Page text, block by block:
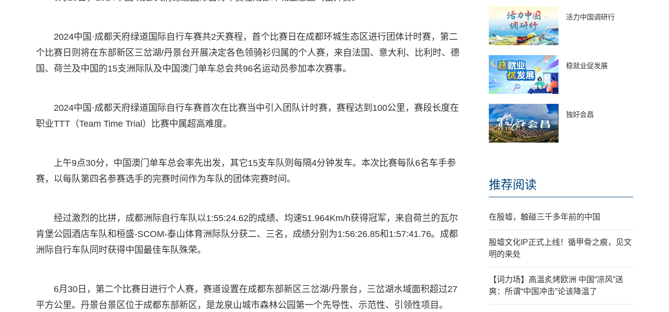
2024中国·成都天府绿道国际自行车赛共2天赛程，首个比赛日在成都环城生态区进行团体计时赛，第二
个比赛日则将在东部新区三岔湖/丹景台开展决定各色领骑衫归属的个人赛，来自法国、意大利、比利时、德
国、荷兰及中国的15支洲际队及中国澳门单车总会共96名运动员参加本次赛事。
2024中国·成都天府绿道国际自行车赛首次在比赛当中引入团队计时赛，赛程达到100公里，赛段长度在
职业TTT（Team Time Trial）比赛中属超高难度。
上午9点30分，中国澳门单车总会率先出发，其它15支车队则每隔4分钟发车。本次比赛每队6名车手参
赛，以每队第四名参赛选手的完赛时间作为车队的团体完赛时间。
经过激烈的比拼，成都洲际自行车队以1:55:24.62的成绩、均速51.964Km/h获得冠军，来自荷兰的瓦尔
肯堡公园酒店车队和桓盛-SCOM-泰山体育洲际队分获二、三名，成绩分别为1:56:26.85和1:57:41.76。成都
洲际自行车队同时获得中国最佳车队殊荣。
6月30日，第二个比赛日进行个人赛，赛道设置在成都东部新区三岔湖/丹景台，三岔湖水域面积超过27
平方公里。丹景台景区位于成都东部新区，是龙泉山城市森林公园第一个先导性、示范性、引领性项目。
活力中国调研行
稳就业促发展
独好会昌
推荐阅读
在殷墟，触碰三千多年前的中国
殷墟文化IP正式上线！循甲骨之痕，见文
明的来处
【词力场】高温炙烤欧洲 中国“凉风”送
爽：所谓“中国冲击”论该降温了